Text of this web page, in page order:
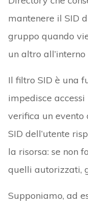
mantenere il SID
gruppo quando
un altro
Il filtro SID è una
impedisce
verifica un evento
SID dell’utente
la risorsa: se non
quelli autorizzati,
Supponiamo, ad